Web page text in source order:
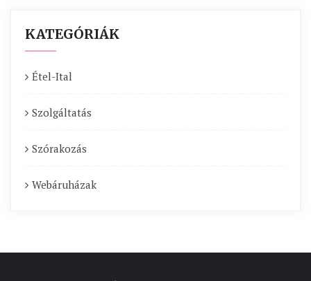
KATEGÓRIÁK
Étel-Ital
Szolgáltatás
Szórakozás
Webáruházak